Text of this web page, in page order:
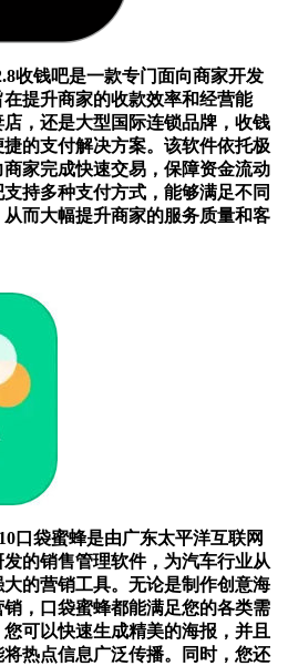
收钱吧是一款专门面向商家开发
提升商家的收款效率和经营能
，还是大型国际连锁品牌，收钱
的支付解决方案。该软件依托极
家完成快速交易，保障资金流动
持多种支付方式，能够满足不同
而大幅提升商家的服务质量和客
口袋蜜蜂是由广东太平洋互联网
的销售管理软件，为汽车行业从
的营销工具。无论是制作创意海
，口袋蜜蜂都能满足您的各类需
可以快速生成精美的海报，并且
热点信息广泛传播。同时，您还